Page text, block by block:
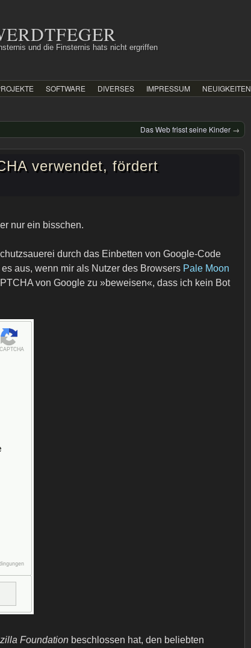
und die Finsternis hats nicht ergriffen
SOFTWARE DIVERSES IMPRESSUM NEUIGKEITEN
Das Web frisst seine Kinder →
verwendet, fördert
nur ein bisschen.
durch das Einbetten von Google-Code
aus, wenn mir als Nutzer des Browsers Pale Moon
von Google zu »beweisen«, dass ich kein Bot
Foundation beschlossen hat, den beliebten